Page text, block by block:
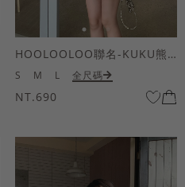
HOOLOOLOO聯名-KUKU熊蝴蝶結短袖上衣
S M L 全尺碼
NT.690